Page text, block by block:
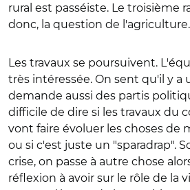
rural est passéiste. Le troisième
donc, la question de l'agriculture.
Les travaux se poursuivent.
très intéressée. On sent qu'il y a
demande aussi des partis
difficile de dire si les travaux du
vont faire évoluer les choses de
ou si c'est juste un "sparadrap".
crise, on passe à autre chose
réflexion à avoir sur le rôle de la